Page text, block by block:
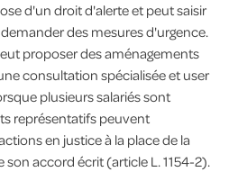
d'un droit d'alerte et peut saisir
des mesures d'urgence.
proposer des aménagements
consultation spécialisée et user
plusieurs salariés sont
représentatifs peuvent
en justice à la place de la
son accord écrit (article L. 1154-2).